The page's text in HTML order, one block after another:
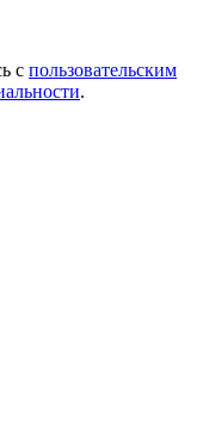
с пользовательским
.